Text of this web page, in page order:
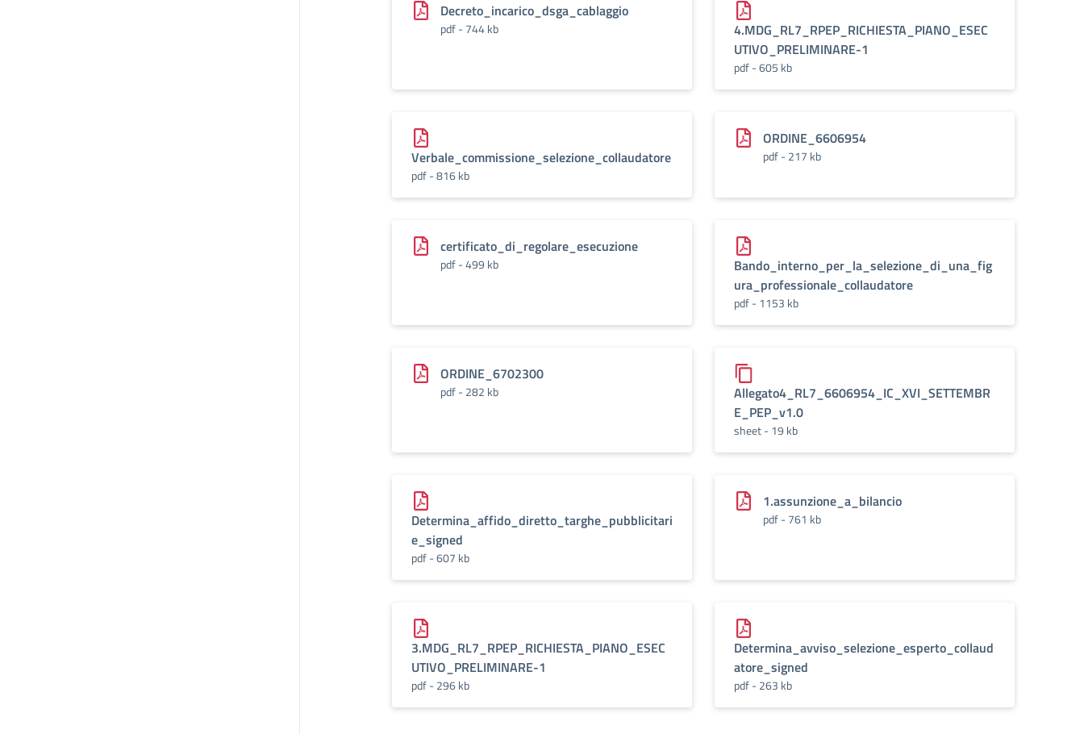
Decreto_incarico_dsga_cablaggio
pdf - 744 kb
4.MDG_RL7_RPEP_RICHIESTA_PIANO_ESEC
UTIVO_PRELIMINARE-1
pdf - 605 kb
Verbale_commissione_selezione_collaudatore
pdf - 816 kb
ORDINE_6606954
pdf - 217 kb
certificato_di_regolare_esecuzione
pdf - 499 kb
Bando_interno_per_la_selezione_di_una_fig
ura_professionale_collaudatore
pdf - 1153 kb
ORDINE_6702300
pdf - 282 kb
Allegato4_RL7_6606954_IC_XVI_SETTEMBR
E_PEP_v1.0
sheet - 19 kb
Determina_affido_diretto_targhe_pubblicitari
e_signed
pdf - 607 kb
1.assunzione_a_bilancio
pdf - 761 kb
3.MDG_RL7_RPEP_RICHIESTA_PIANO_ESEC
UTIVO_PRELIMINARE-1
pdf - 296 kb
Determina_avviso_selezione_esperto_collaud
atore_signed
pdf - 263 kb